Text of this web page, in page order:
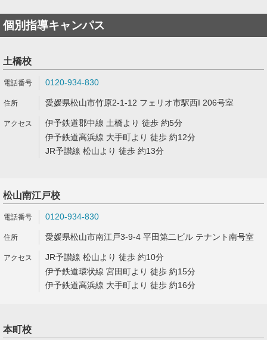
個別指導キャンパス
土橋校
0120-934-830
愛媛県松山市竹原2-1-12 フェリオ市駅西I 206号室
伊予鉄道郡中線 土橋より 徒歩 約5分
伊予鉄道高浜線 大手町より 徒歩 約12分
JR予讃線 松山より 徒歩 約13分
松山南江戸校
0120-934-830
愛媛県松山市南江戸3-9-4 平田第二ビル テナント南号室
JR予讃線 松山より 徒歩 約10分
伊予鉄道環状線 宮田町より 徒歩 約15分
伊予鉄道高浜線 大手町より 徒歩 約16分
本町校